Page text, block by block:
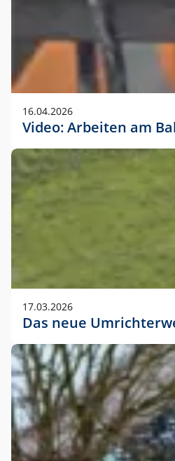
16.04.2026
Video: Arbeiten am
17.03.2026
Das neue